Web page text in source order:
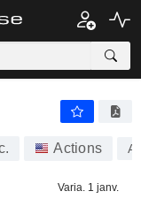
Actions
Varia. 1 janv.